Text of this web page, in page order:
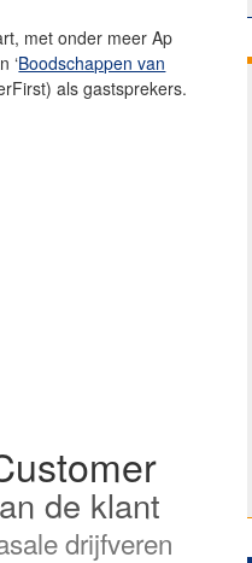
met onder meer Ap
‘Boodschappen van
als gastsprekers.
de klant
drijfveren